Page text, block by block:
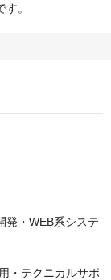
。
・WEB系システ
・テクニカルサポ